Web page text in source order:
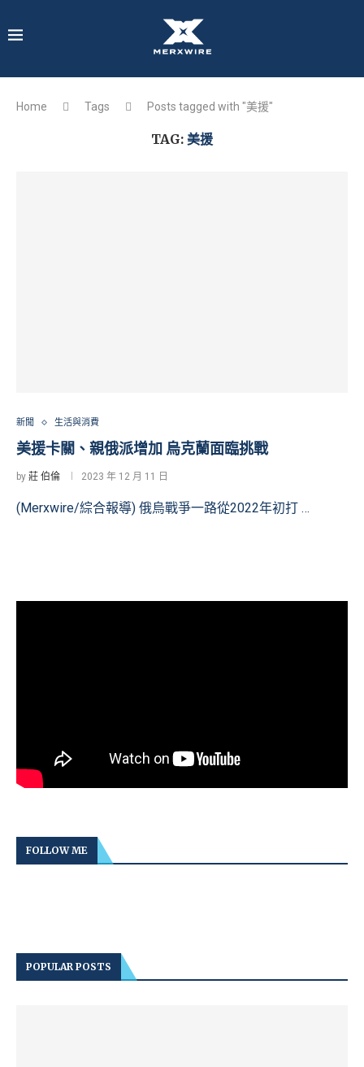
Home Tags Posts tagged with "美援"
TAG: 美援
新聞 生活與消費
美援卡關、親俄派增加 烏克蘭面臨挑戰
by 莊 伯倫 2023 年 12 月 11 日
(Merxwire/綜合報導) 俄烏戰爭一路從2022年初打 …
FOLLOW ME
POPULAR POSTS